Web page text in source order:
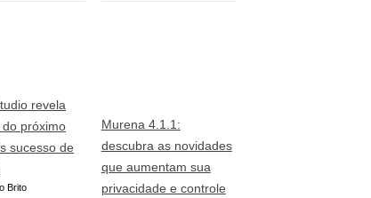
revela
próximo
sucesso de
Brito
Murena 4.1.1:
descubra as novidades
que aumentam sua
privacidade e controle